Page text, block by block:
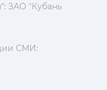
ЗАО "Кубань
СМИ: